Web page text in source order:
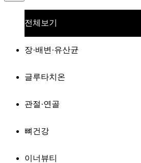
전체보기
장·배변·유산균
글루타치온
관절·연골
뼈건강
이너뷰티